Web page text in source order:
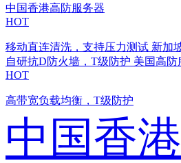
中国香港高防服务器
HOT
移动直连清洗，支持压力测试 新加
自研抗D防火墙，T级防护 美国高防
HOT
高带宽负载均衡，T级防护
中国香